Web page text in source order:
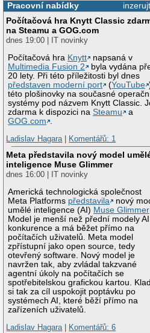
Pracovní nabídky
Počítačová hra Knytt Classic
na Steamu a GOG.com
dnes 19:00 | IT novinky
Počítačová hra Knytt
napsaná v
Multimedia Fusion 2
byla vydána
20 lety. Při této příležitosti byl dnes
představen moderní port
(YouTube
této plošinovky na současné
systémy pod názvem Knytt Classic.
zdarma k dispozici naSteamu
a
GOG.com
Ladislav Hagara| Komentářů: 1
Meta představila nový model
inteligence Muse Glimmer
dnes 16:00 | IT novinky
Americká technologická společnost
Meta Platforms představila
nový
umělé inteligence (AI) Muse Glimmer
Model je menší než přední modely
konkurence a má běžet přímo na
počítačích uživatelů. Meta model
zpřístupní jako open source, tedy
otevřený software. Nový model je
navržen tak, aby zvládal takzvané
agentní úkoly na počítačích se
spotřebitelskou grafickou kartou.
si tak za cíl uspokojit poptávku po
systémech AI, které běží přímo na
zařízeních uživatelů.
Ladislav Hagara| Komentářů: 6